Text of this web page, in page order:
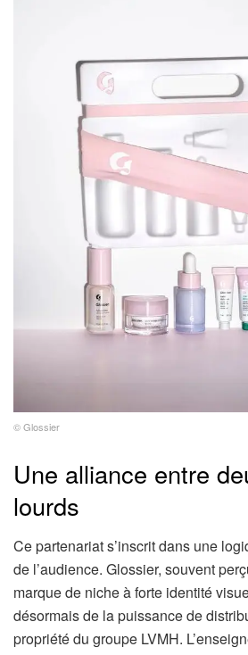
© Glossier
Une alliance entre
lourds
Ce partenariat s’inscrit dans une
de l’audience. Glossier, souvent
marque de niche à forte identité
désormais de la puissance de
propriété du groupe LVMH.